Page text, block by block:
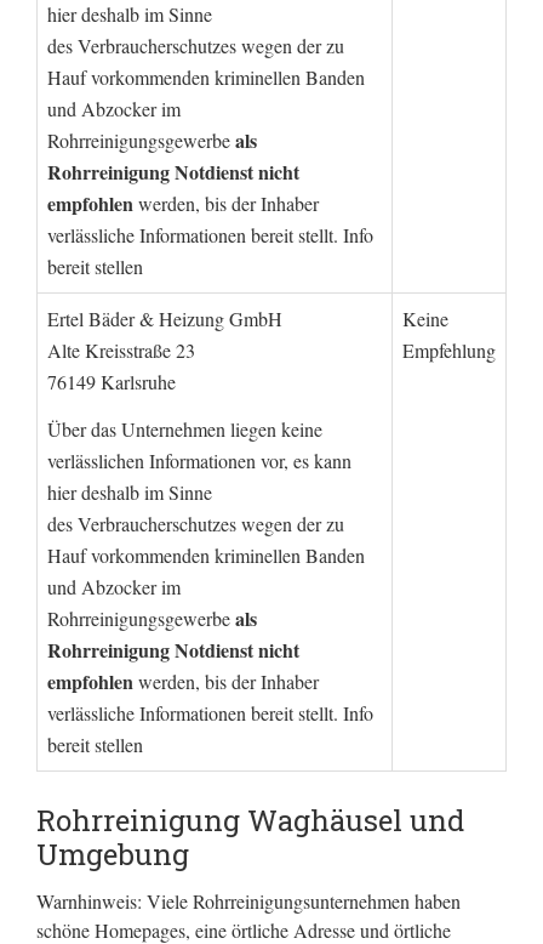
hier deshalb im Sinne
des Verbraucherschutzes wegen der zu
Hauf vorkommenden kriminellen Banden
und Abzocker im
Rohrreinigungsgewerbeals
Rohrreinigung Notdienst nicht
empfohlenwerden, bis der Inhaber
verlässliche Informationen bereit stellt. Info
bereit stellen
Ertel Bäder & Heizung GmbH
Alte Kreisstraße 23
76149 Karlsruhe
Über das Unternehmen liegen keine
verlässlichen Informationen vor, es kann
hier deshalb im Sinne
des Verbraucherschutzes wegen der zu
Hauf vorkommenden kriminellen Banden
und Abzocker im
Rohrreinigungsgewerbeals
Rohrreinigung Notdienst nicht
empfohlenwerden, bis der Inhaber
verlässliche Informationen bereit stellt. Info
bereit stellen
Keine
Empfehlung
Rohrreinigung Waghäusel und
Umgebung
Warnhinweis: Viele Rohrreinigungsunternehmen haben
schöne Homepages, eine örtliche Adresse und örtliche